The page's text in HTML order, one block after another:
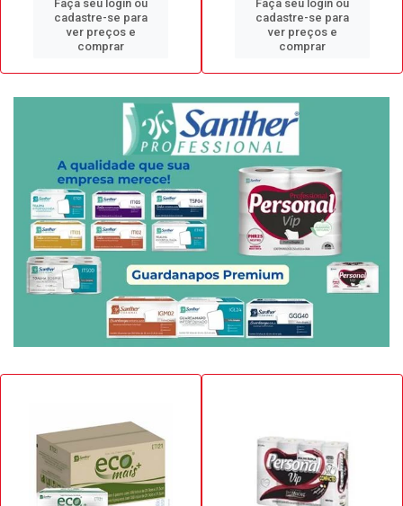
Faça seu login ou
cadastre-se para
ver preços e
comprar
Faça seu login ou
cadastre-se para
ver preços e
comprar